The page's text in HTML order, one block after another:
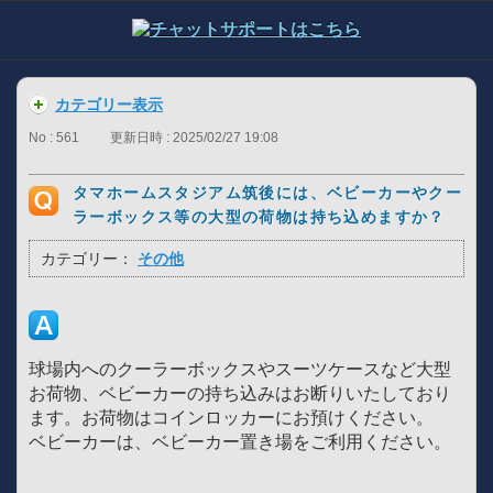
カテゴリー表示
No : 561 更新日時 : 2025/02/27 19:08
タマホームスタジアム筑後には、ベビーカーやクー
ラーボックス等の大型の荷物は持ち込めますか？
カテゴリー： その他
球場内へのクーラーボックスやスーツケースなど大型
お荷物、ベビーカーの持ち込みはお断りいたしており
ます。お荷物はコインロッカーにお預けください。
ベビーカーは、ベビーカー置き場をご利用ください。